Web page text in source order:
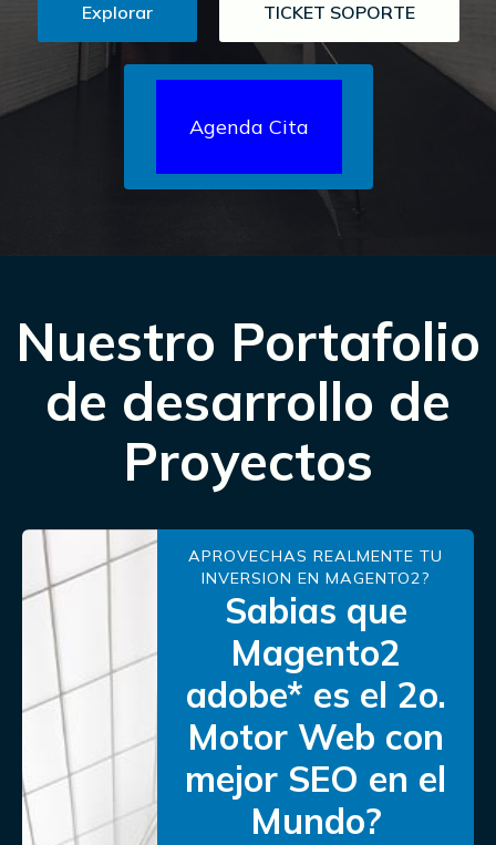
Explorar TICKET SOPORTE
Agenda Cita
Nuestro Portafolio
de desarrollo de
Proyectos
APROVECHAS REALMENTE TU
INVERSION EN MAGENTO2?
Sabias que
Magento2
adobe* es el 2o.
Motor Web con
mejor SEO en el
Mundo?